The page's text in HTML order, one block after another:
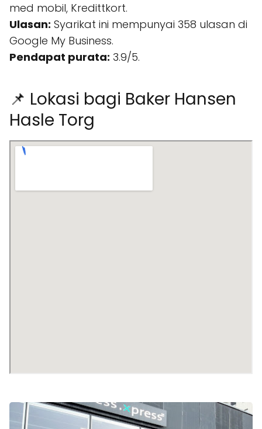
med mobil, Kredittkort.
Ulasan: Syarikat ini mempunyai 358 ulasan di
Google My Business.
Pendapat purata: 3.9/5.
📌 Lokasi bagi Baker Hansen
Hasle Torg